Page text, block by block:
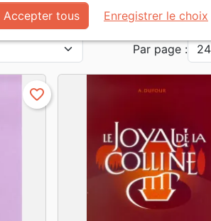
Histoires Adolescents, jeunes
Par page :
favorite_border
Accepter tous Enregistrer le choix